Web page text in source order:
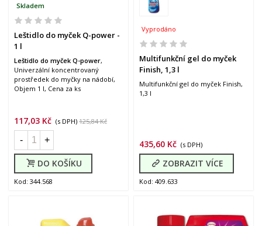
Skladem
Leštidlo do myček Q-power -
1 l
Leštidlo do myček Q-power,
Univerzální koncentrovaný
prostředek do myčky na nádobí,
Objem 1 l, Cena za ks
117,03 Kč (s DPH) 125,84 Kč
- +
DO KOŠÍKU
Kod: 344.568
Vyprodáno
Multifunkční gel do myček
Finish, 1,3 l
Multifunkční gel do myček Finish,
1,3 l
435,60 Kč (s DPH)
ZOBRAZIT VÍCE
Kod: 409.633